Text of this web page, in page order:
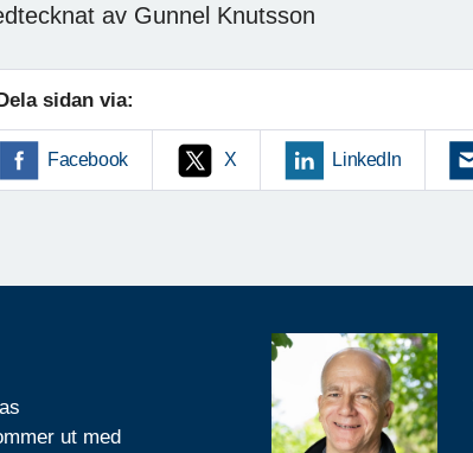
av Gunnel Knutsson
sidan via:
Facebook X LinkedIn
ut med